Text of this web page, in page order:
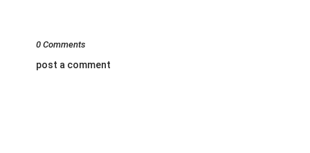
0 Comments
post a comment